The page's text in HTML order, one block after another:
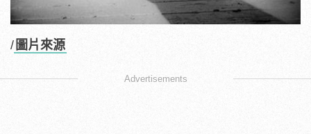
/ 圖片來源
Advertisements